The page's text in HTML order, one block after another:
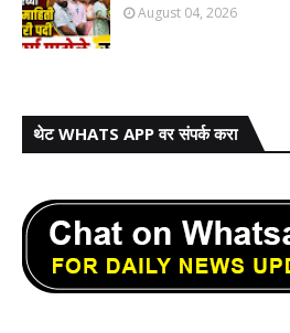
August 04, 2026
थेट WHATS APP वर संपर्क करा